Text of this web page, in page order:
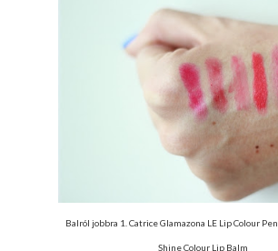
Balról jobbra 1. Catrice Glamazona LE Lip Colour Pen
Shine Colour Lip Balm